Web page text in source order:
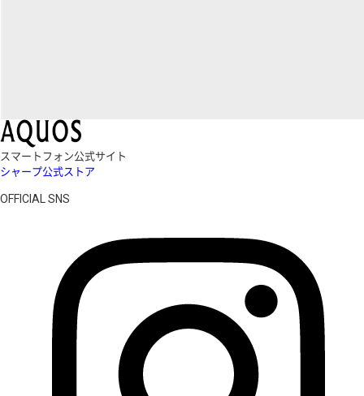
スマートフォン公式サイト
シャープ公式ストア
OFFICIAL SNS